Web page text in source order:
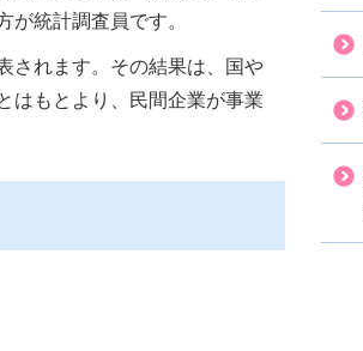
統計調査員です。
されます。その結果は、国や
はもとより、民間企業が事業